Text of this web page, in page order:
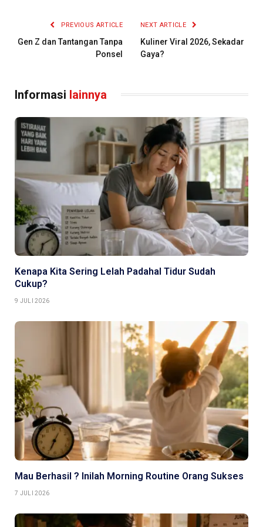
PREVIOUS ARTICLE
Gen Z dan Tantangan Tanpa
Ponsel
NEXT ARTICLE
Kuliner Viral 2026, Sekadar
Gaya?
Informasi lainnya
Kenapa Kita Sering Lelah Padahal Tidur Sudah
Cukup?
9 JULI 2026
Mau Berhasil ? Inilah Morning Routine Orang Sukses
7 JULI 2026